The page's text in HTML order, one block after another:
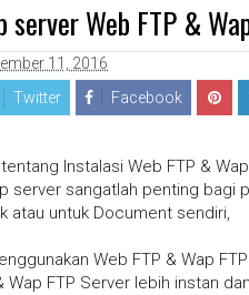
Web FTP &
11, 2016
Twitter Facebook
Instalasi Web FTP &
server sangatlah penting bagi
atau untuk Document sendiri,
Web FTP & Wap
Wap FTP Server lebih instan